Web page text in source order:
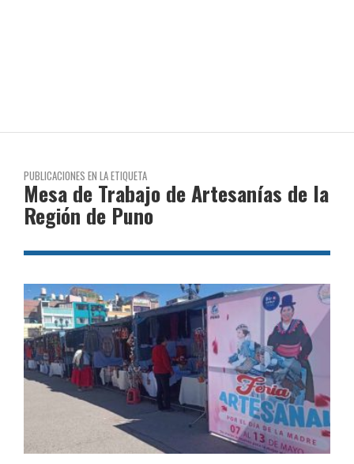
PUBLICACIONES EN LA ETIQUETA
Mesa de Trabajo de Artesanías de la
Región de Puno